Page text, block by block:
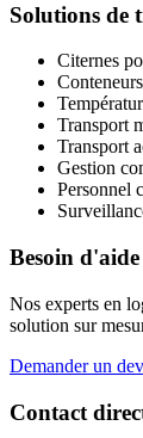
Solutions de
Citernes
Transport
Transport
Gestion
Personnel
Besoin d'aide
Nos experts en
solution sur
Demander un
Contact